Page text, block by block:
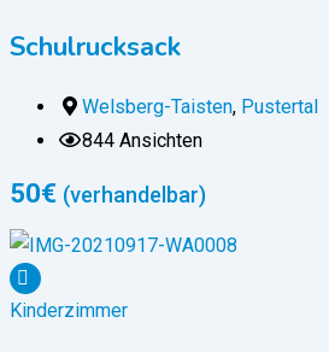
Schulrucksack
Welsberg-Taisten, Pustertal
844 Ansichten
50€ (verhandelbar)
Kinderzimmer